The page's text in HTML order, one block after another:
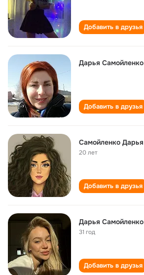
Добавить в друзья
Дарья Самойленко
Добавить в друзья
Самойленко Дарья
20 лет
Добавить в друзья
Дарья Самойленко
31 год
Добавить в друзья